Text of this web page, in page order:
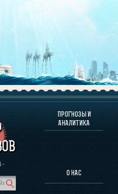
·
ПРОГНОЗЫ И
АНАЛИТИКА
О НАС
ЧЕЛОВЕКА
ЛИЧНОСТЕЙ